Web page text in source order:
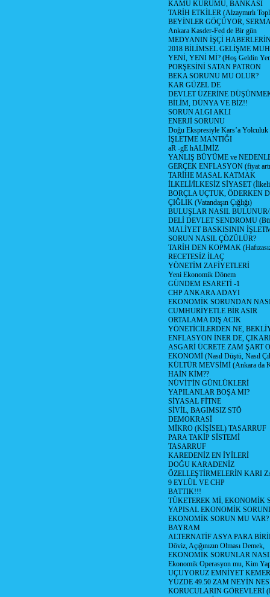
KAMU KURUMU, BANKASI
TARİH ETKİLER (Alzaymırlı
BEYİNLER GÖÇÜYOR,
Ankara Kasder-Fed de Bir gün
MEDYANIN İŞÇİ
2018 BİLİMSEL GELİŞME
YENİ, YENİ Mİ? (Hoş Geldin
PORŞESİNİ SATAN PATRON
BEKA SORUNU MU OLUR?
KAR GÜZEL DE
DEVLET ÜZERİNE
BİLİM, DÜNYA VE BİZ!!
SORUN ALGI AKLI
ENERJİ SORUNU
Doğu Ekspresiyle Kars’a Yolculuk
İŞLETME MANTIĞI
aR -gE hALİMİZ
YANLIŞ BÜYÜME ve
GERÇEK ENFLASYON (fiyat
TARİHE MASAL KATMAK
İLKELİ/İLKESİZ SİYASET
BORÇLA UÇTUK, ÖDERKEN
ÇIĞLIK (Vatandaşın Çığlığı)
BULUŞLAR NASIL
DELİ DEVLET SENDROMU
MALİYET BASKISININ
SORUN NASIL ÇÖZÜLÜR?
TARİH DEN KOPMAK
RECETESİZ İLAÇ
YÖNETİM ZAFİYETLERİ
Yeni Ekonomik Dönem
GÜNDEM ESARETİ -1
CHP ANKARA ADAYI
EKONOMİK SORUNDAN
CUMHURİYETLE BİR ASIR
ORTALAMA DIŞ ACIK
YÖNETİCİLERDEN NE,
ENFLASYON İNER DE,
ASGARİ ÜCRETE ZAM ŞART
EKONOMİ (Nasıl Düştü, Nasıl
KÜLTÜR MEVSİMİ (Ankara da
HAİN KİM??
NÜVİT'İN GÜNLÜKLERİ
YAPILANLAR BOŞA MI?
SİYASAL FİTNE
SİVİL, BAGIMSIZ STÖ
DEMOKRASİ
MİKRO (KİŞİSEL) TASARRUF
PARA TAKİP SİSTEMİ
TASARRUF
KAREDENİZ EN İYİLERİ
DOĞU KARADENİZ
ÖZELLEŞTİRMELERİN KARI
9 EYLÜL VE CHP
BATTIK!!!
TÜKETEREK Mİ, EKONOMİK
YAPISAL EKONOMİK
EKONOMİK SORUN MU VAR?
BAYRAM
ALTERNATİF ASYA PARA
Döviz, Açığınızın Olması Demek,
EKONOMİK SORUNLAR
Ekonomik Operasyon mu, Kim
UÇUYORUZ EMNİYET
YÜZDE 49.50 ZAM NEYİN
KORUCULARIN GÖREVLERİ